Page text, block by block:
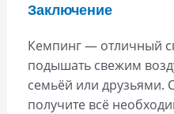
Заключение
Кемпинг — отличный
подышать свежим
семьёй или друзьями.
получите всё